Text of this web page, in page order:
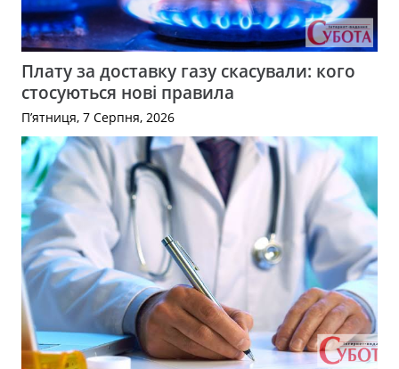
Плату за доставку газу скасували: кого
стосуються нові правила
П’ятниця, 7 Серпня, 2026